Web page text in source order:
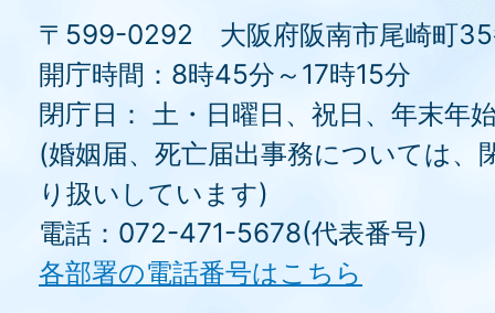
〒599-0292 大阪府阪南市尾崎町35
開庁時間：8時45分～17時15分
閉庁日： 土・日曜日、祝日、年末年
(婚姻届、死亡届出事務については、
り扱いしています)
電話：072-471-5678(代表番号)
各部署の電話番号はこちら